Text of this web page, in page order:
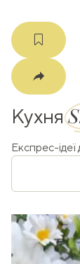
Кухня
Експрес-